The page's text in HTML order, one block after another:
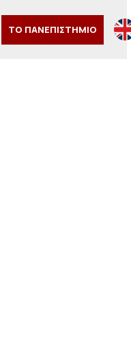
ΤΟ ΠΑΝΕΠΙΣΤΗΜΙΟ